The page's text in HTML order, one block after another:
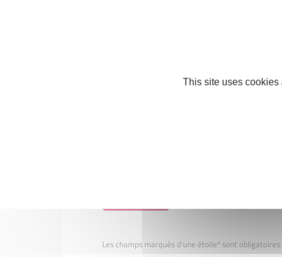
Les champs marqués d'une étoile* sont obligatoires.
This site uses cookies